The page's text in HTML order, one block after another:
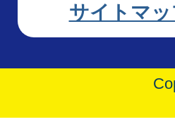
サイトマ